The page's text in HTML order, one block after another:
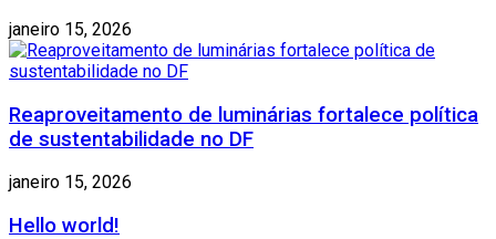
janeiro 15, 2026
Reaproveitamento de luminárias fortalece política
de sustentabilidade no DF
janeiro 15, 2026
Hello world!